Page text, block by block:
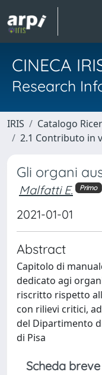
CINECA
Research
IRIS Catalogo
2.1 Contributo in
Gli organi
Malfatti E. Primo
2021-01-01
Abstract
Capitolo di
dedicato agi
riscritto rispetto
con rilievi critici,
del Dipartimento
di Pisa
Scheda breve